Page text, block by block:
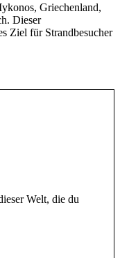
Griechenland,
Dieser
Ziel für Strandbesucher
Welt, die du